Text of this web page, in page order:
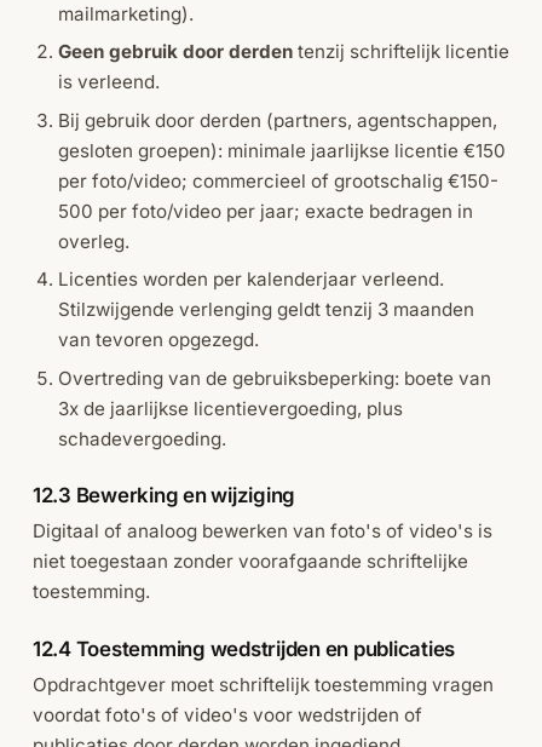
mailmarketing).
Geen gebruik door derdentenzij schriftelijk licentie
is verleend.
Bij gebruik door derden (partners, agentschappen,
gesloten groepen): minimale jaarlijkse licentie €150
per foto/video; commercieel of grootschalig €150-
500 per foto/video per jaar; exacte bedragen in
overleg.
Licenties worden per kalenderjaar verleend.
Stilzwijgende verlenging geldt tenzij 3 maanden
van tevoren opgezegd.
Overtreding van de gebruiksbeperking: boete van
3x de jaarlijkse licentievergoeding, plus
schadevergoeding.
12.3 Bewerking en wijziging
Digitaal of analoog bewerken van foto's of video's is
niet toegestaan zonder voorafgaande schriftelijke
toestemming.
12.4 Toestemming wedstrijden en publicaties
Opdrachtgever moet schriftelijk toestemming vragen
voordat foto's of video's voor wedstrijden of